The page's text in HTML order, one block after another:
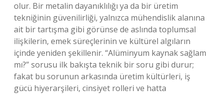
olur. Bir metalin dayanıklılığı ya da bir üretim
tekniğinin güvenilirliği, yalnızca mühendislik alanına
ait bir tartışma gibi görünse de aslında toplumsal
ilişkilerin, emek süreçlerinin ve kültürel algıların
içinde yeniden şekillenir. “Alüminyum kaynak sağlam
mı?” sorusu ilk bakışta teknik bir soru gibi durur;
fakat bu sorunun arkasında üretim kültürleri, iş
gücü hiyerarşileri, cinsiyet rolleri ve hatta